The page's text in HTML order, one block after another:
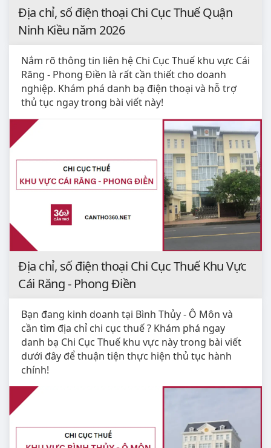
Địa chỉ, số điện thoại Chi Cục Thuế Quận
Ninh Kiều năm 2026
Nắm rõ thông tin liên hệ Chi Cục Thuế khu vực Cái
Răng - Phong Điền là rất cần thiết cho doanh
nghiệp. Khám phá danh bạ điện thoại và hỗ trợ
thủ tục ngay trong bài viết này!
Địa chỉ, số điện thoại Chi Cục Thuế Khu Vực
Cái Răng - Phong Điền
Bạn đang kinh doanh tại Bình Thủy - Ô Môn và
cần tìm địa chỉ chi cục thuế ? Khám phá ngay
danh bạ Chi Cục Thuế khu vực này trong bài viết
dưới đây để thuận tiện thực hiện thủ tục hành
chính!